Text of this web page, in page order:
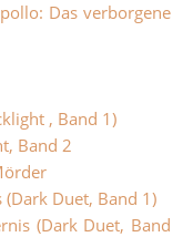
Das verborgene
, Band 1)
Band 2
(Dark Duet, Band 1)
(Dark Duet, Band